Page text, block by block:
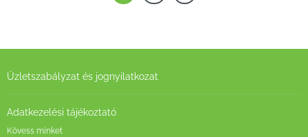
Üzletszabályzat és jognyilatkozat
Adatkezelési tájékoztató
Kövess minket